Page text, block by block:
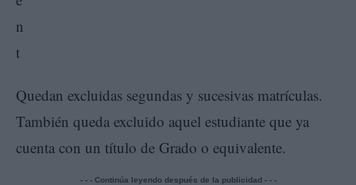
Quedan excluidas segundas y sucesivas matrículas.
También queda excluido aquel estudiante que ya
cuenta con un título de Grado o equivalente.
- - - Continúa leyendo después de la publicidad - - -